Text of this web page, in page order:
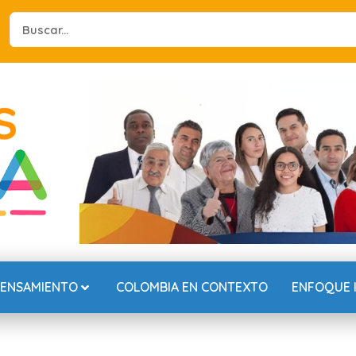
Search
...
COLOMBIA EN CONTEXTO ENFOQUE